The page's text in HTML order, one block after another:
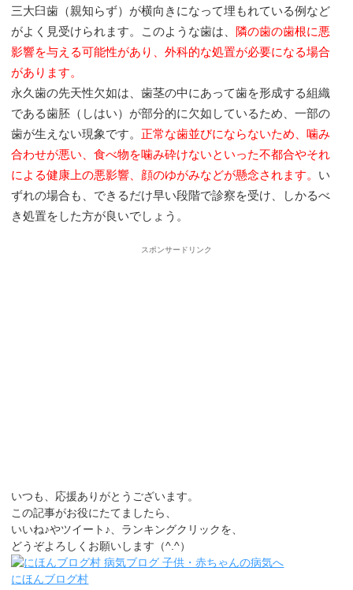
三大臼歯（親知らず）が横向きになって埋もれている例など
がよく見受けられます。このような歯は、 隣の歯の歯根に悪
影響を与える可能性があり、外科的な処置が必要になる場合
があります。
永久歯の先天性欠如は、歯茎の中にあって歯を形成する組織
である歯胚（しはい）が部分的に欠如しているため、一部の
歯が生えない現象です。 正常な歯並びにならないため、噛み
合わせが悪い、食べ物を噛み砕けないといった不都合やそれ
による健康上の悪影響、顔のゆがみなどが懸念されます。 い
ずれの場合も、できるだけ早い段階で診察を受け、しかるべ
き処置をした方が良いでしょう。
スポンサードリンク
いつも、応援ありがとうございます。
この記事がお役にたてましたら、
いいね♪やツイート♪、ランキングクリックを、
どうぞよろしくお願いします（^.^）
にほんブログ村